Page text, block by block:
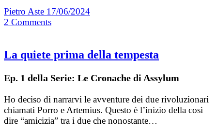
Pietro Aste 17/06/2024
2 Comments
La quiete prima della tempesta
Ep. 1 della Serie: Le Cronache di Assylum
Ho deciso di narrarvi le avventure dei due rivoluzionari
chiamati Porro e Artemius. Questo è l’inizio della così
dire “amicizia” tra i due che nonostante…